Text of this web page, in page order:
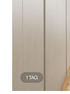
1 TAG